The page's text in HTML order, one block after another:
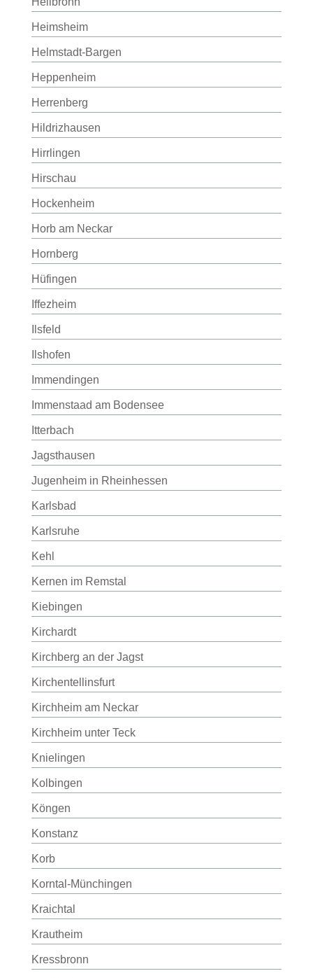
Heimsheim
Helmstadt-Bargen
Heppenheim
Herrenberg
Hildrizhausen
Hirrlingen
Hirschau
Hockenheim
Horb am Neckar
Hornberg
Hüfingen
Iffezheim
Ilsfeld
Ilshofen
Immendingen
Immenstaad am Bodensee
Itterbach
Jagsthausen
Jugenheim in Rheinhessen
Karlsbad
Karlsruhe
Kehl
Kernen im Remstal
Kiebingen
Kirchardt
Kirchberg an der Jagst
Kirchentellinsfurt
Kirchheim am Neckar
Kirchheim unter Teck
Knielingen
Kolbingen
Köngen
Konstanz
Korb
Korntal-Münchingen
Kraichtal
Krautheim
Kressbronn